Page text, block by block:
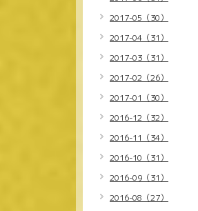
2017-05（30）
2017-04（31）
2017-03（31）
2017-02（26）
2017-01（30）
2016-12（32）
2016-11（34）
2016-10（31）
2016-09（31）
2016-08（27）